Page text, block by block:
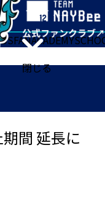
閉じる
FANACADEMY
間 延長に